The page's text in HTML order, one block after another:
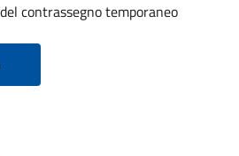
contrassegno temporaneo